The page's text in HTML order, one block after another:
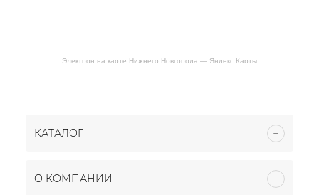
Электрон на карте Нижнего Новгорода — Яндекс Карты
КАТАЛОГ
О КОМПАНИИ